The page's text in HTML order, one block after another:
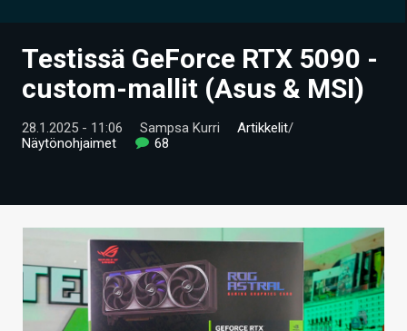
UUTISET
VIDEOT
TIETOA
HINTA.FI
KAUPPA
Testissä GeForce RTX 5090 -
custom-mallit (Asus & MSI)
28.1.2025 - 11:06 Sampsa Kurri Artikkelit/
Näytönohjaimet
68